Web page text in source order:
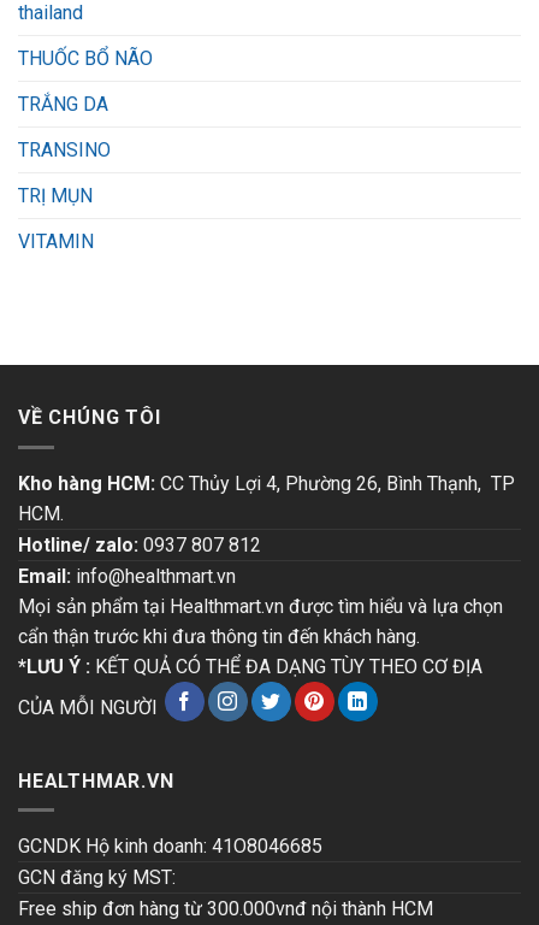
thailand
THUỐC BỔ NÃO
TRẮNG DA
TRANSINO
TRỊ MỤN
VITAMIN
VỀ CHÚNG TÔI
Kho hàng HCM: CC Thủy Lợi 4, Phường 26, Bình Thạnh, TP
HCM.
Hotline/ zalo: 0937 807 812
Email: info@healthmart.vn
Mọi sản phẩm tại Healthmart.vn được tìm hiểu và lựa chọn
cẩn thận trước khi đưa thông tin đến khách hàng.
*LƯU Ý : KẾT QUẢ CÓ THỂ ĐA DẠNG TÙY THEO CƠ ĐỊA
CỦA MỖI NGƯỜI
HEALTHMAR.VN
GCNDK Hộ kinh doanh: 41O8046685
GCN đăng ký MST:
Free ship đơn hàng từ 300.000vnđ nội thành HCM